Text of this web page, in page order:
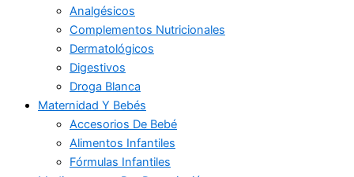
Analgésicos
Complementos Nutricionales
Dermatológicos
Digestivos
Droga Blanca
Maternidad Y Bebés
Accesorios De Bebé
Alimentos Infantiles
Fórmulas Infantiles